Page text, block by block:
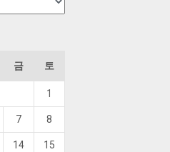
금 토
1
7 8
14 15